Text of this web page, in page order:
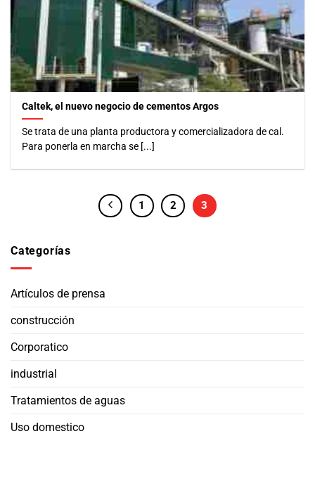
Caltek, el nuevo negocio de cementos Argos
Se trata de una planta productora y comercializadora de cal.
Para ponerla en marcha se [...]
1 2 3
Categorías
Artículos de prensa
construcción
Corporatico
industrial
Tratamientos de aguas
Uso domestico